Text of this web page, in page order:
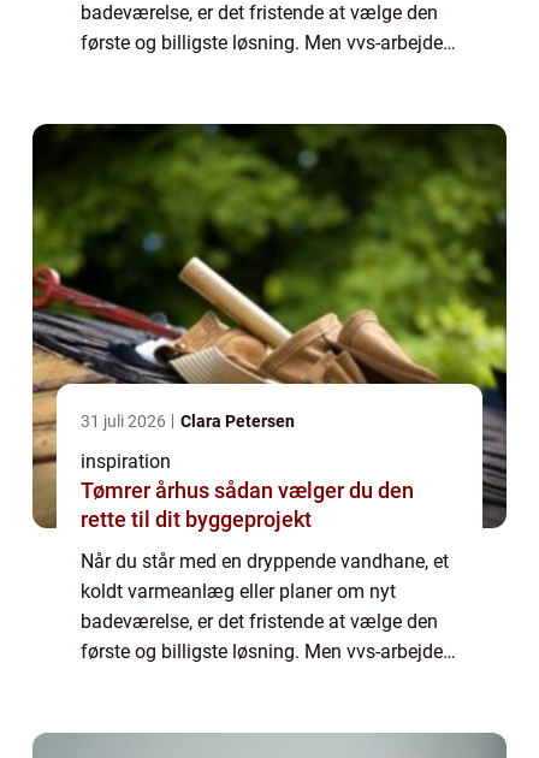
badeværelse, er det fristende at vælge den
første og billigste løsning. Men vvs-arbejde
31 juli 2026 Clara Petersen
inspiration
Tømrer århus sådan vælger du den
rette til dit byggeprojekt
Når du står med en dryppende vandhane, et
koldt varmeanlæg eller planer om nyt
badeværelse, er det fristende at vælge den
første og billigste løsning. Men vvs-arbejde